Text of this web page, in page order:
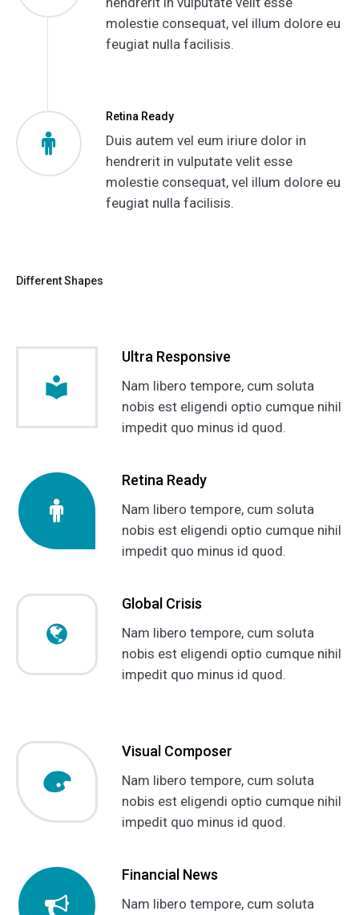
molestie consequat, vel illum dolore eu
feugiat nulla facilisis.
Retina Ready
Duis autem vel eum iriure dolor in
hendrerit in vulputate velit esse
molestie consequat, vel illum dolore eu
feugiat nulla facilisis.
Different Shapes
Ultra Responsive
Nam libero tempore, cum soluta
nobis est eligendi optio cumque nihil
impedit quo minus id quod.
Retina Ready
Nam libero tempore, cum soluta
nobis est eligendi optio cumque nihil
impedit quo minus id quod.
Global Crisis
Nam libero tempore, cum soluta
nobis est eligendi optio cumque nihil
impedit quo minus id quod.
Visual Composer
Nam libero tempore, cum soluta
nobis est eligendi optio cumque nihil
impedit quo minus id quod.
Financial News
Nam libero tempore, cum soluta